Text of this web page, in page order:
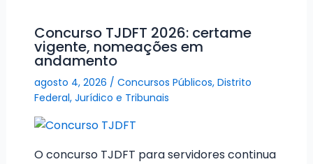
Concurso TJDFT 2026: certame
vigente, nomeações em
andamento
agosto 4, 2026 / Concursos Públicos, Distrito
Federal, Jurídico e Tribunais
O concurso TJDFT para servidores continua